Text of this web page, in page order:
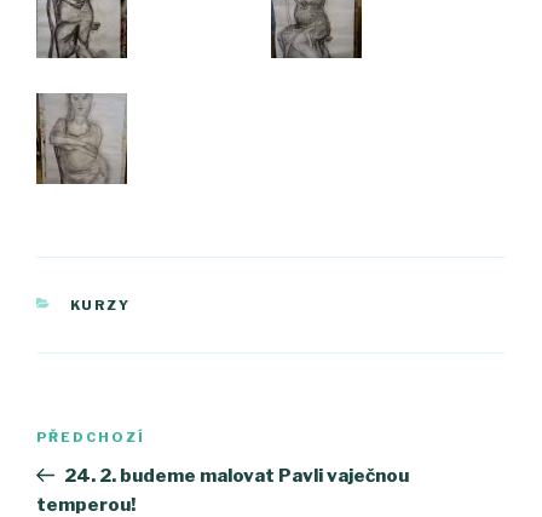
RUBRIKY
KURZY
Navigace
příspěvek
Předchozí
příspěvek
PŘEDCHOZÍ
24. 2. budeme malovat Pavli vaječnou
temperou!